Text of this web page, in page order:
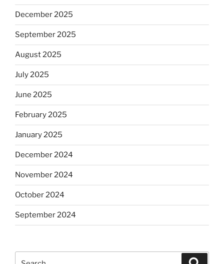
December 2025
September 2025
August 2025
July 2025
June 2025
February 2025
January 2025
December 2024
November 2024
October 2024
September 2024